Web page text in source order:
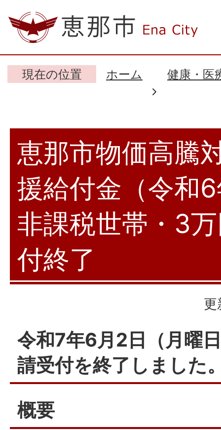
現在の位置 ホーム 健康・医
恵那市物価高騰
援給付金（令和
非課税世帯・3
付終了
更
令和7年6月2日（月曜
請受付を終了しました
概要